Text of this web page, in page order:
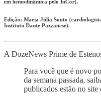
em hemodinâmica pelo InCor).
Edição: Maria Júlia Souto
Instituto Dante Pazzanese).
A DozeNews Prime de
Para você que é novo
da semana passada,
publicados estão no site